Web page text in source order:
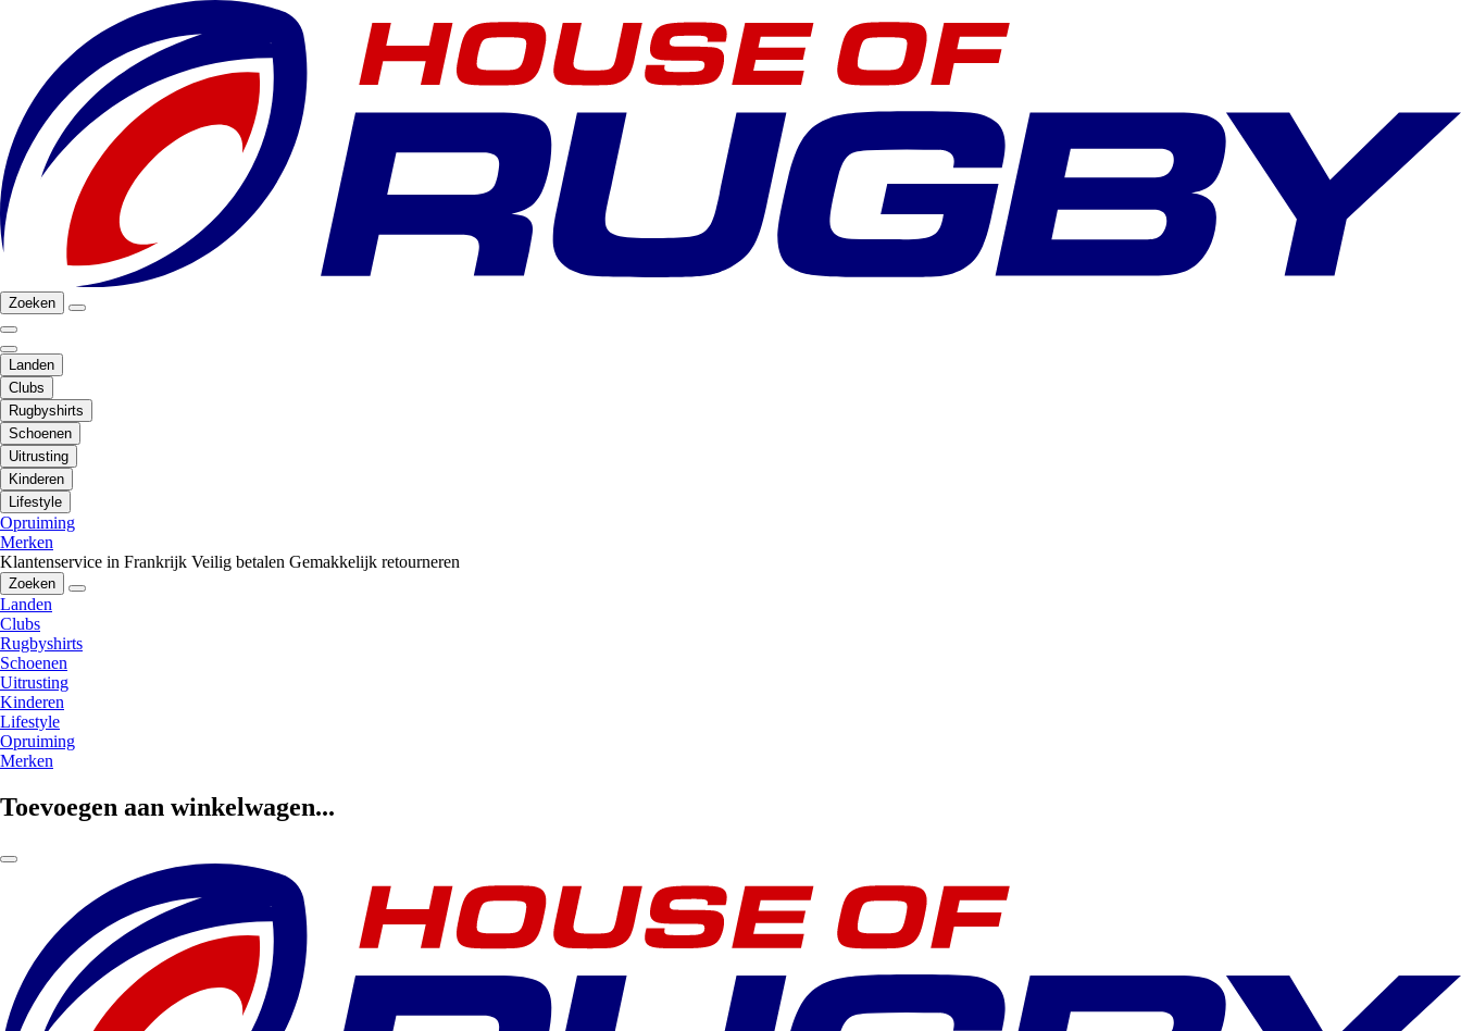
Zoeken
Landen
Clubs
Rugbyshirts
Schoenen
Uitrusting
Kinderen
Lifestyle
Opruiming
Merken
Klantenservice in Frankrijk Veilig betalen Gemakkelijk retourneren
Zoeken
Landen
Clubs
Rugbyshirts
Schoenen
Uitrusting
Kinderen
Lifestyle
Opruiming
Merken
Toevoegen aan winkelwagen...